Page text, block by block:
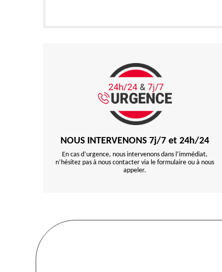
NOUS INTERVENONS 7j/7 et 24h/24
En cas d’urgence, nous intervenons dans l’immédiat,
n’hésitez pas à nous contacter via le formulaire ou à nous
appeler.